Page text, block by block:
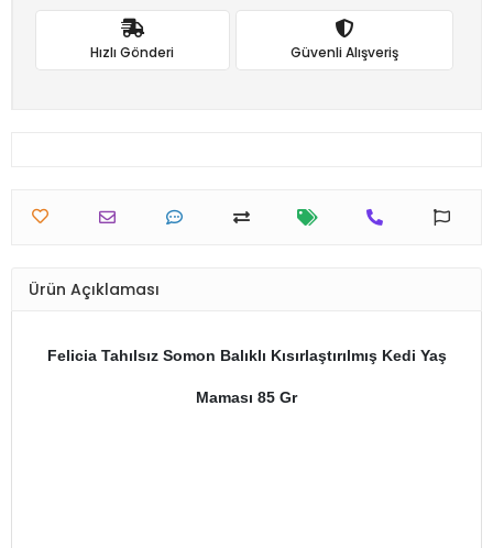
Hızlı Gönderi Güvenli Alışveriş
Ürün Açıklaması
Felicia Tahılsız Somon Balıklı Kısırlaştırılmış Kedi Yaş
Maması 85 Gr